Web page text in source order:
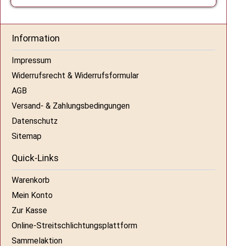
Information
Impressum
Widerrufsrecht & Widerrufsformular
AGB
Versand- & Zahlungsbedingungen
Datenschutz
Sitemap
Quick-Links
Warenkorb
Mein Konto
Zur Kasse
Online-Streitschlichtungsplattform
Sammelaktion